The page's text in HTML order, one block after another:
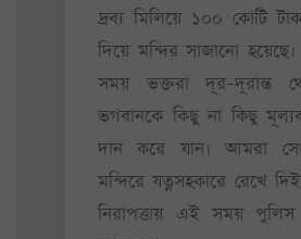
দ্রব্য মিলিয়ে ১০০ কোটি
দিয়ে মন্দির সাজানো
সময় ভক্তরা দূর–দূরান্ত
ভগবানকে কিছু না কিছু
দান করে যান। আমরা
মন্দিরে যত্নসহকারে রেখে
নিরাপত্তায় এই সময় পুলিস